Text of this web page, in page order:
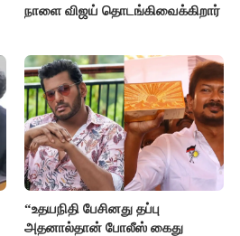
நாளை விஜய் தொடங்கிவைக்கிறார்
“உதயநிதி பேசினது தப்பு
அதனால்தான் போலீஸ் கைது